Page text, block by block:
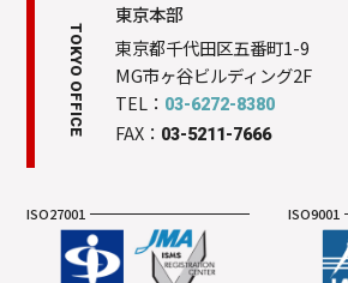
TOKYO OFFICE
東京本部
東京都千代田区五番町1-9
MG市ヶ谷ビルディング2F
TEL： 03-6272-8380
FAX： 03-5211-7666
ISO27001 ISO9001